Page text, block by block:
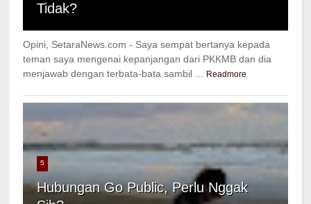
Tidak?
Opini, SetaraNews.com - Saya sempat bertanya kepada
teman saya mengenai kepanjangan dari PKKMB dan dia
menjawab dengan terbata-bata sambil ...
Readmore
5
Hubungan Go Public, Perlu Nggak